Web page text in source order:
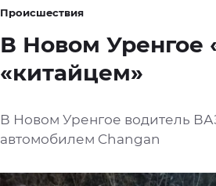
Происшествия
В Новом Уренгое
«китайцем»
В Новом Уренгое водитель
автомобилем Changan